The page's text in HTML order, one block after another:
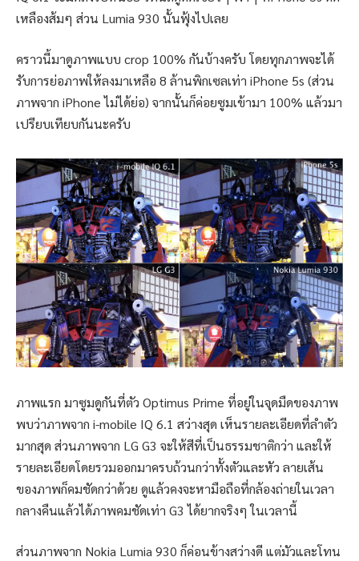
เหลืองส้มๆ ส่วน Lumia 930 นั้นฟุ้งไปเลย
คราวนี้มาดูภาพแบบ crop 100% กันบ้างครับ โดยทุกภาพจะได้
รับการย่อภาพให้ลงมาเหลือ 8 ล้านพิกเซลเท่า iPhone 5s (ส่วน
ภาพจาก iPhone ไม่ได้ย่อ) จากนั้นก็ค่อยซูมเข้ามา 100% แล้วมา
เปรียบเทียบกันนะครับ
ภาพแรก มาซูมดูกันที่ตัว Optimus Prime ที่อยู่ในจุดมืดของภาพ
พบว่าภาพจาก i-mobile IQ 6.1 สว่างสุด เห็นรายละเอียดที่ลำตัว
มากสุด ส่วนภาพจาก LG G3 จะให้สีที่เป็นธรรมชาติกว่า และให้
รายละเอียดโดยรวมออกมาครบถ้วนกว่าทั้งตัวและหัว ลายเส้น
ของภาพก็คมชัดกว่าด้วย ดูแล้วคงจะหามือถือที่กล้องถ่ายในเวลา
กลางคืนแล้วได้ภาพคมชัดเท่า G3 ได้ยากจริงๆ ในเวลานี้
ส่วนภาพจาก Nokia Lumia 930 ก็ค่อนข้างสว่างดี แต่มัวและโทน